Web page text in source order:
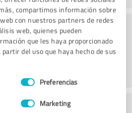
compartimos información sobre
con nuestros partners de redes
web, quienes pueden
que les haya proporcionado
del uso que haya hecho de sus
Preferencias
Marketing
al cliente